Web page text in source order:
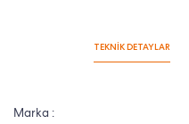
TEKNİK DETAYLAR
Marka :